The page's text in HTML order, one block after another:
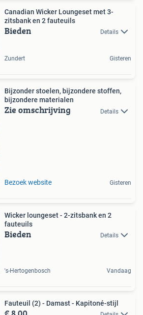
Canadian Wicker Loungeset met 3-
zitsbank en 2 fauteuils
Bieden Details
Zundert Gisteren
Bijzonder stoelen, bijzondere stoffen,
bijzondere materialen
Zie omschrijving Details
Bezoek website Gisteren
Wicker loungeset - 2-zitsbank en 2
fauteuils
Bieden Details
's-Hertogenbosch Vandaag
Fauteuil (2) - Damast - Kapitoné-stijl